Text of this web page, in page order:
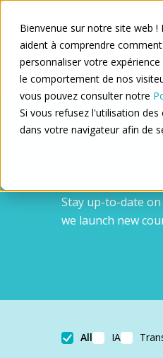
Bienvenue sur notre site web
aident à comprendre
personnaliser votre
le comportement de nos
vous pouvez consulter notre
Si vous refusez l'utilisation
dans votre navigateur afin de
Stay up-to-date
we launch new
All IA